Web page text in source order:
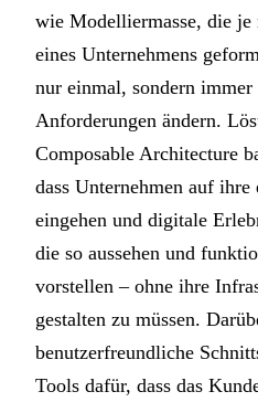
wie Modelliermasse, die je
eines Unternehmens
nur einmal, sondern
Anforderungen ändern.
Composable Architecture
dass Unternehmen auf ihre
eingehen und digitale
die so aussehen und
vorstellen – ohne ihre
gestalten zu müssen.
benutzerfreundliche
Tools dafür, dass das